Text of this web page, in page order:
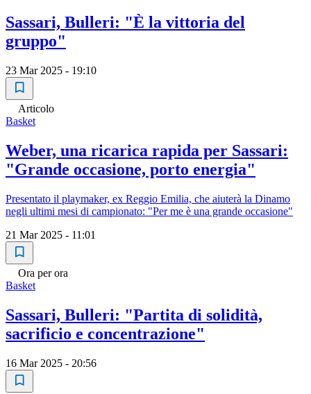
Sassari, Bulleri: "È la vittoria del
gruppo"
23 Mar 2025 - 19:10
Articolo
Basket
Weber, una ricarica rapida per Sassari:
"Grande occasione, porto energia"
Presentato il playmaker, ex Reggio Emilia, che aiuterà la Dinamo
negli ultimi mesi di campionato: "Per me è una grande occasione"
21 Mar 2025 - 11:01
Ora per ora
Basket
Sassari, Bulleri: "Partita di solidità,
sacrificio e concentrazione"
16 Mar 2025 - 20:56